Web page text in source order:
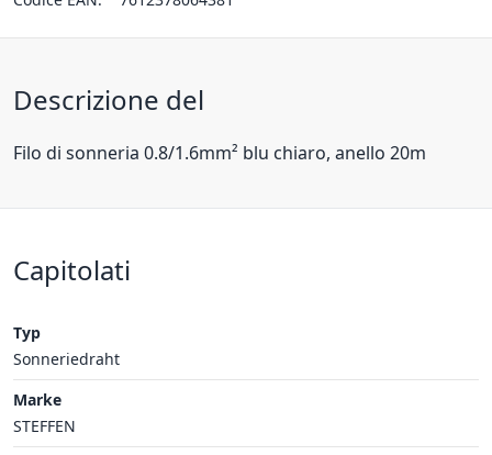
Descrizione del
Filo di sonneria 0.8/1.6mm² blu chiaro, anello 20m
Capitolati
Typ
Sonneriedraht
Marke
STEFFEN